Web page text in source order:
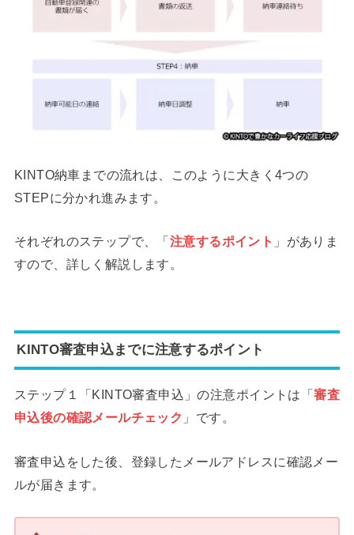
KINTO納車までの流れは、このように大きく4つの
STEPに分かれ進みます。
それぞれのステップで、「注意するポイント 」がありま
すので、詳しく解説します。
KINTO審査申込までに注意するポイント
ステップ１「KINTO審査申込」の注意ポイントは「審査
申込後の確認メールチェック 」です。
審査申込をした後、登録したメールアドレスに確認メー
ルが届きます。